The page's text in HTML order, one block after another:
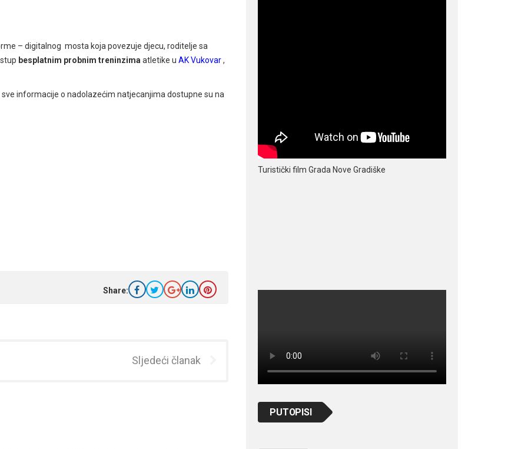
– digitalnog mosta koja povezuje djecu, roditelje sa
besplatnim probnim treninzima atletike u AK Vukovar,
informacije o nadolazećim natjecanjima dostupne su na
Share:
Sljedeći članak
Turistički film Grada Nove Gradiške
PUTOPISI